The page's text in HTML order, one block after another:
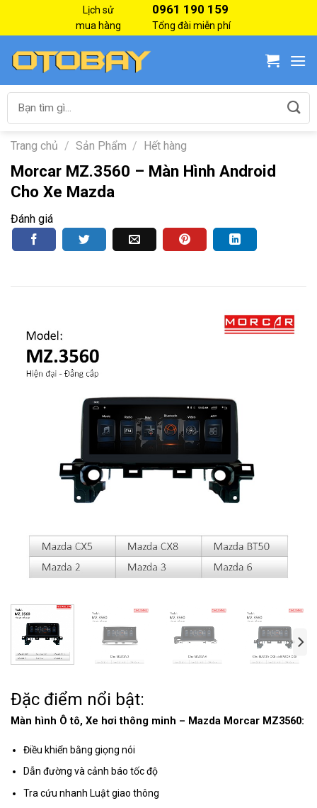
Lịch sử
mua hàng
0961 190 159
Tổng đài miễn phí
Tìm
Trang chủ / Sản Phẩm / Hết hàng
Morcar MZ.3560 – Màn Hình Android
Cho Xe Mazda
Đánh giá
Đặc điểm nổi bật:
Màn hình Ô tô, Xe hơi thông minh – Mazda Morcar MZ3560:
Điều khiển bằng giọng nói
Dẫn đường và cảnh báo tốc độ
Tra cứu nhanh Luật giao thông